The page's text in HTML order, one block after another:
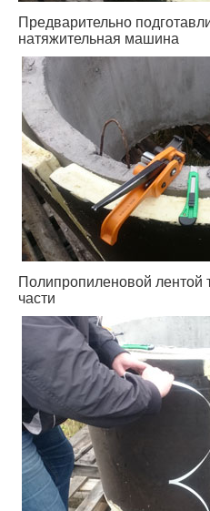
Предварительно
натяжительная машина
Полипропиленовой лентой
части